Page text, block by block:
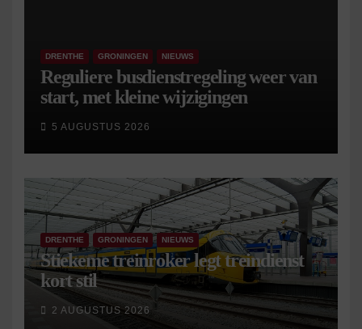
DRENTHE GRONINGEN NIEUWS
Reguliere busdienstregeling weer van
start, met kleine wijzigingen
5 AUGUSTUS 2026
DRENTHE GRONINGEN NIEUWS
Stiekeme treinroker legt treindienst
kort stil
2 AUGUSTUS 2026